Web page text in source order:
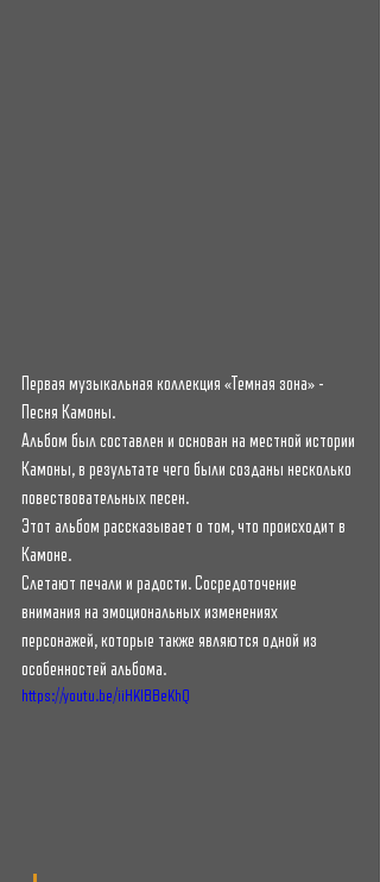
Первая музыкальная коллекция «Темная зона» -
Песня Камоны.
Альбом был составлен и основан на местной истории
Камоны, в результате чего были созданы несколько
повествовательных песен.
Этот альбом рассказывает о том, что происходит в
Камоне.
Слетают печали и радости. Сосредоточение
внимания на эмоциональных изменениях
персонажей, которые также являются одной из
особенностей альбома.
https://youtu.be/iiHKIBBeKhQ